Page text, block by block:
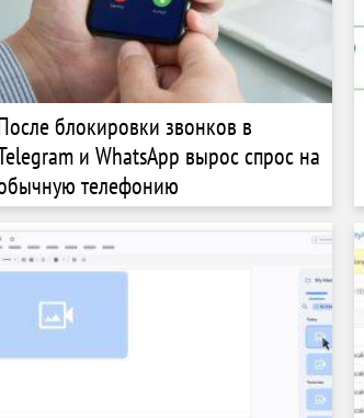
блокировки звонков в
и WhatsApp вырос спрос на
телефонию